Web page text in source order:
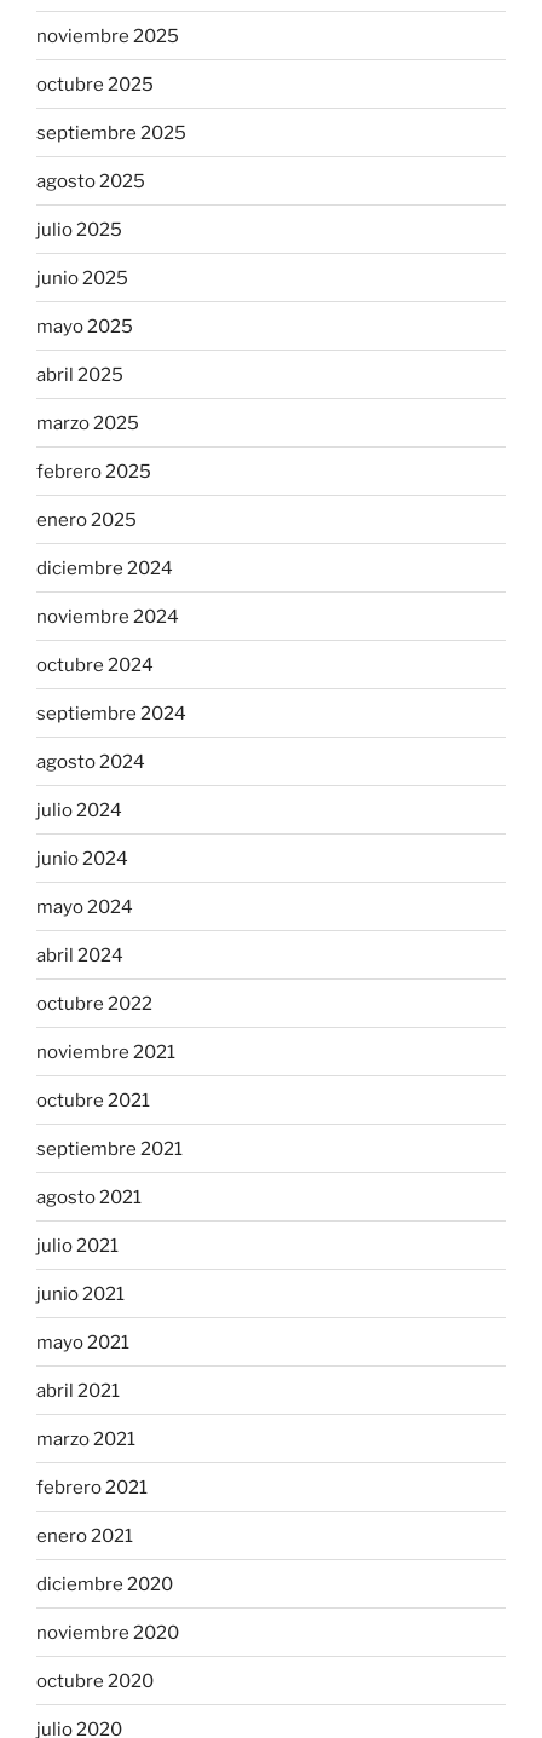
noviembre 2025
octubre 2025
septiembre 2025
agosto 2025
julio 2025
junio 2025
mayo 2025
abril 2025
marzo 2025
febrero 2025
enero 2025
diciembre 2024
noviembre 2024
octubre 2024
septiembre 2024
agosto 2024
julio 2024
junio 2024
mayo 2024
abril 2024
octubre 2022
noviembre 2021
octubre 2021
septiembre 2021
agosto 2021
julio 2021
junio 2021
mayo 2021
abril 2021
marzo 2021
febrero 2021
enero 2021
diciembre 2020
noviembre 2020
octubre 2020
julio 2020